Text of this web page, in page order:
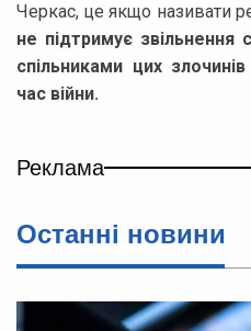
Черкас, це якщо називати
не підтримує звільнення
спільниками цих
час війни.
Реклама
Останні новини